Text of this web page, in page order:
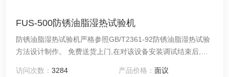
FUS-500防锈油脂湿热试验机
防锈油脂湿热试验机严格参照GB/T2361-92防锈油脂湿热试验
方法设计制作。 免费送货上门,在对该设备安装调试结束后,对
访问次数：3284 产品价格： 面议